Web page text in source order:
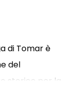
di Tomar è
del
storico per la
costruita nel